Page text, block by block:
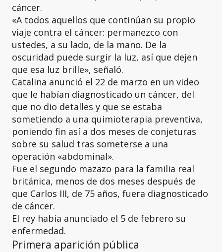
cáncer.
«A todos aquellos que continúan su propio
viaje contra el cáncer: permanezco con
ustedes, a su lado, de la mano. De la
oscuridad puede surgir la luz, así que dejen
que esa luz brille», señaló.
Catalina anunció el 22 de marzo en un video
que le habían diagnosticado un cáncer, del
que no dio detalles y que se estaba
sometiendo a una quimioterapia preventiva,
poniendo fin así a dos meses de conjeturas
sobre su salud tras someterse a una
operación «abdominal».
Fue el segundo mazazo para la familia real
británica, menos de dos meses después de
que Carlos III, de 75 años, fuera diagnosticado
de cáncer.
El rey había anunciado el 5 de febrero su
enfermedad.
Primera aparición pública